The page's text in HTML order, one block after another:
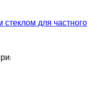
для частного